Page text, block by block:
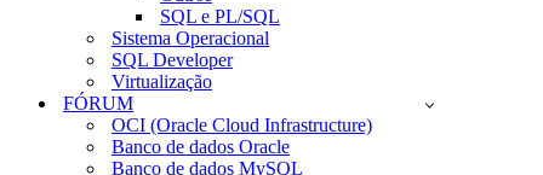
SQL e PL/SQL
Sistema Operacional
SQL Developer
Virtualização
FÓRUM
OCI (Oracle Cloud Infrastructure)
Banco de dados Oracle
Banco de dados MySQL